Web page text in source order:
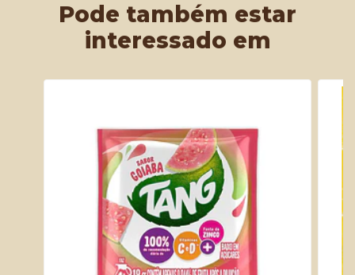
Pode também estar
interessado em